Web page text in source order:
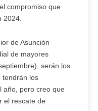
compromiso que
2024.
de Asunción
de mayores
serán los
tendrán los
año, pero creo que
el rescate de